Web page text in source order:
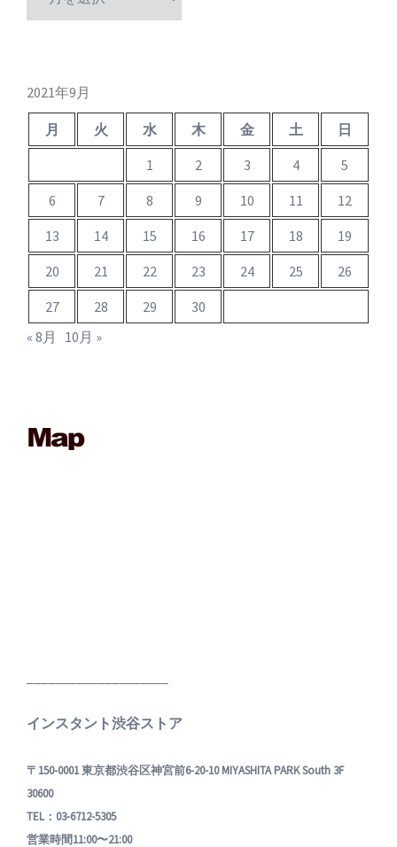
2021年9月
月 火 水 木 金 土
日
1
2 3 4
5
6
7 8 9 10 11
12
13
14 15 16 17 18
19
20
21 22 23 24 25
26
27
28 29
30
« 8月
10月 »
インスタント渋谷ストア
〒150-0001 東京都渋谷区神宮前6-20-10 MIYASHITA PARK South 3F
30600
TEL：03-6712-5305
営業時間11:00〜21:00